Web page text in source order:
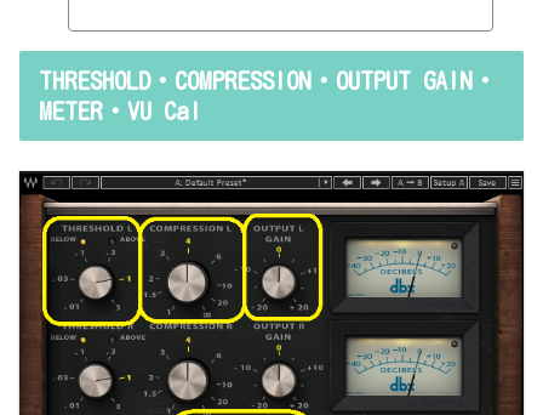
で基本的なつまみに関する説明を毎回書くのも、それはそれで面倒く
な...
THRESHOLD・COMPRESSION・OUTPUT GAIN・
METER・VU Cal